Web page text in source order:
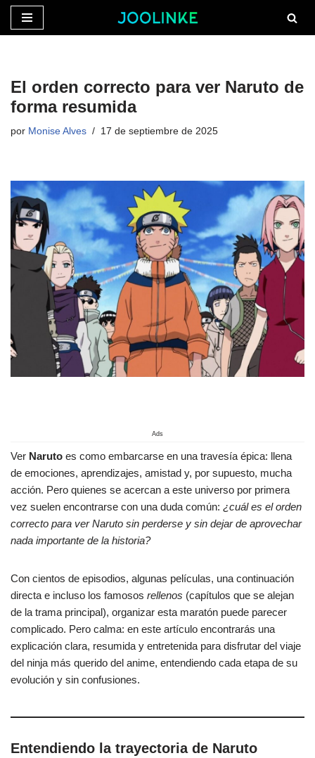
Saltar
El orden correcto para ver Naruto de
forma resumida
por Monise Alves 17 de septiembre de 2025
Ads
Ver Naruto es como embarcarse en una travesía épica: llena
de emociones, aprendizajes, amistad y, por supuesto, mucha
acción. Pero quienes se acercan a este universo por primera
vez suelen encontrarse con una duda común: ¿cuál es el orden
correcto para ver Naruto sin perderse y sin dejar de aprovechar
nada importante de la historia?
Con cientos de episodios, algunas películas, una continuación
directa e incluso los famosos rellenos (capítulos que se alejan
de la trama principal), organizar esta maratón puede parecer
complicado. Pero calma: en este artículo encontrarás una
explicación clara, resumida y entretenida para disfrutar del viaje
del ninja más querido del anime, entendiendo cada etapa de su
evolución y sin confusiones.
Entendiendo la trayectoria de Naruto